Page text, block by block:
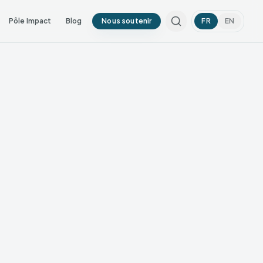
Pôle Impact Blog Nous soutenir FR EN